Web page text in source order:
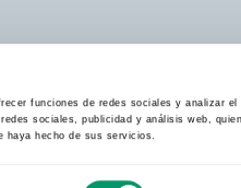
funciones de redes sociales y analizar el
sociales, publicidad y análisis web,
haya hecho de sus servicios.